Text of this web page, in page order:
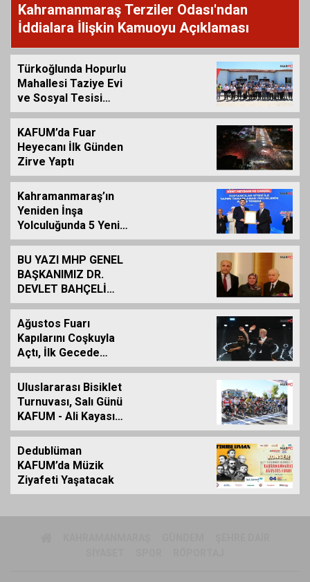
Kahramanmaraş Terziler Odası'ndan
İddialara İlişkin Kamuoyu Açıklaması
Türkoğlunda Hopurlu
Mahallesi Taziye Evi
ve Sosyal Tesisi
Hizmete Açıldı
KAFUM’da Fuar
Heyecanı İlk Günden
Zirve Yaptı
Kahramanmaraş’ın
Yeniden İnşa
Yolculuğunda 5 Yeni
Eser Daha Hizmete
Açıldı
BU YAZI MHP GENEL
BAŞKANIMIZ DR.
DEVLET BAHÇELİ
İÇİN KALEME
ALINMIŞ BİLDİRİDİR..
Ağustos Fuarı
Kapılarını Coşkuyla
Açtı, İlk Gecede
Eypio Rüzgârı Esti
Uluslararası Bisiklet
Turnuvası, Salı Günü
KAFUM - Ali Kayası
Etabıyla Başlıyor
Dedublüman
KAFUM’da Müzik
Ziyafeti Yaşatacak